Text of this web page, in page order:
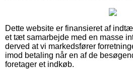
Dette website er finansieret af
et tæt samarbejde med en masse
derved at vi markedsfører
imod betaling når en af de
foretager et indkøb.